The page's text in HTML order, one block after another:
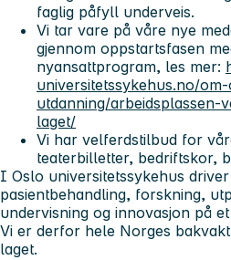
faglig påfyll underveis.
Vi tar vare på våre nye
gjennom oppstartsfasen
nyansattprogram, les mer:
universitetssykehus.no/
utdanning/arbeidsplassen-
laget/
Vi har velferdstilbud for
teaterbilletter, bedriftskor,
I Oslo universitetssykehus
pasientbehandling, forskning,
undervisning og innovasjon på
Vi er derfor hele Norges
laget.